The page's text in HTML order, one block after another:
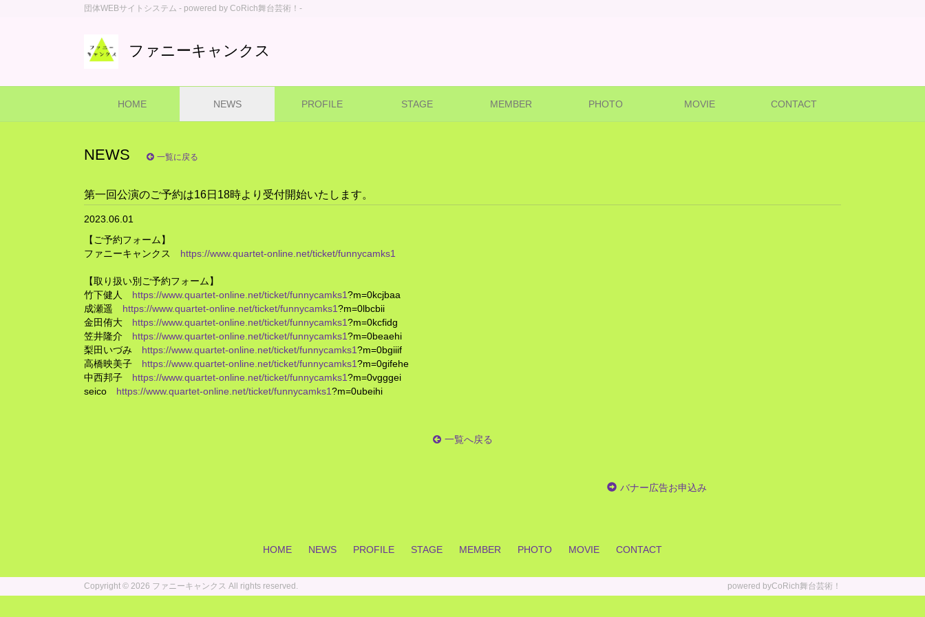
団体WEBサイトシステム - powered by CoRich舞台芸術！-
ファニーキャンクス
HOME NEWS PROFILE STAGE MEMBER PHOTO MOVIE CONTACT
NEWS 一覧に戻る
第一回公演のご予約は16日18時より受付開始いたします。
2023.06.01
【ご予約フォーム】
ファニーキャンクス https://www.quartet-online.net/ticket/funnycamks1
【取り扱い別ご予約フォーム】
竹下健人 https://www.quartet-online.net/ticket/funnycamks1?m=0kcjbaa
成瀬遥 https://www.quartet-online.net/ticket/funnycamks1?m=0lbcbii
金田侑大 https://www.quartet-online.net/ticket/funnycamks1?m=0kcfidg
笠井隆介 https://www.quartet-online.net/ticket/funnycamks1?m=0beaehi
梨田いづみ https://www.quartet-online.net/ticket/funnycamks1?m=0bgiiif
高橋映美子 https://www.quartet-online.net/ticket/funnycamks1?m=0gifehe
中西邦子 https://www.quartet-online.net/ticket/funnycamks1?m=0vgggei
seico https://www.quartet-online.net/ticket/funnycamks1?m=0ubeihi
一覧へ戻る
バナー広告お申込み
HOME NEWS PROFILE STAGE MEMBER PHOTO MOVIE CONTACT
Copyright © 2026 ファニーキャンクス All rights reserved. powered byCoRich舞台芸術！